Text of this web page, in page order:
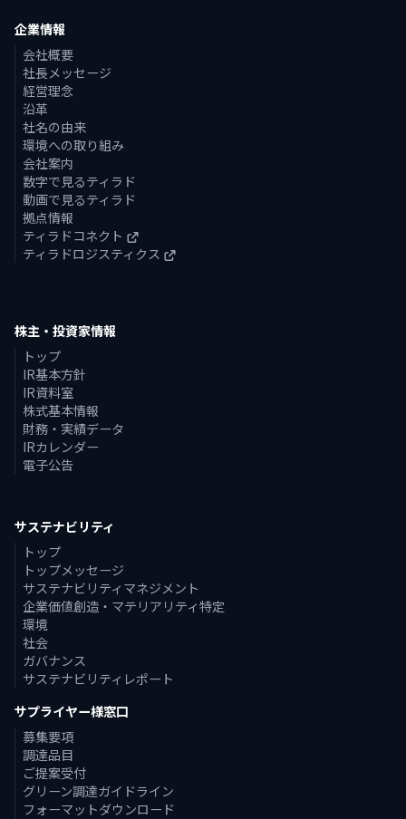
企業情報
会社概要
社長メッセージ
経営理念
沿革
社名の由来
環境への取り組み
会社案内
数字で見るティラド
動画で見るティラド
拠点情報
ティラドコネクト
ティラドロジスティクス
株主・投資家情報
トップ
IR基本方針
IR資料室
株式基本情報
財務・実績データ
IRカレンダー
電子公告
サステナビリティ
トップ
トップメッセージ
サステナビリティマネジメント
企業価値創造・マテリアリティ特定
環境
社会
ガバナンス
サステナビリティレポート
サプライヤー様窓口
募集要項
調達品目
ご提案受付
グリーン調達ガイドライン
フォーマットダウンロード